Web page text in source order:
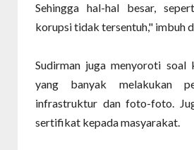
Sehingga hal-hal besar,
korupsi tidak tersentuh," imbuh
Sudirman juga menyoroti soal
yang banyak melakukan
infrastruktur dan foto-foto.
sertifikat kepada masyarakat.